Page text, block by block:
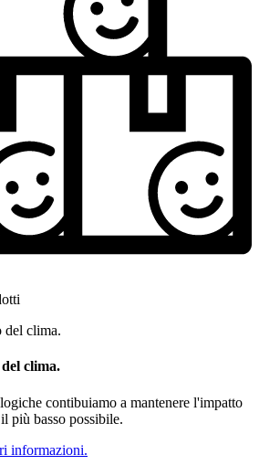
clima.
contibuiamo a mantenere l'impatto
più basso possibile.
informazioni.